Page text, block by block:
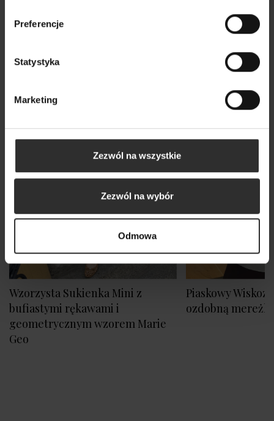
Preferencje
Statystyka
Marketing
Zezwól na wszystkie
Zezwól na wybór
Odmowa
Nowy
Wzorzysta Sukienka Mini z
bufiastymi rękawami i
geometrycznym wzorem Marie
Geo
Piaskowy
ozdobną